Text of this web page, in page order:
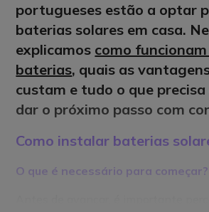
portugueses estão a optar
baterias solares em casa.
explicamos como
baterias, quais as
custam e tudo o que
dar o próximo passo com
Como instalar baterias
O que é necessário para começar?